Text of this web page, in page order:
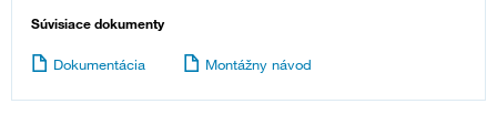
Súvisiace dokumenty
Dokumentácia Montážny návod